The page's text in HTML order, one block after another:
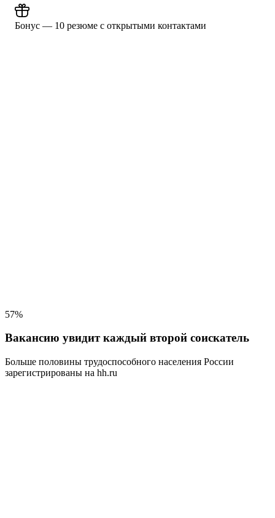
Бонус — 10 резюме с открытыми контактами
57%
Вакансию увидит каждый второй соискатель
Больше половины трудоспособного населения России
зарегистрированы на hh.ru